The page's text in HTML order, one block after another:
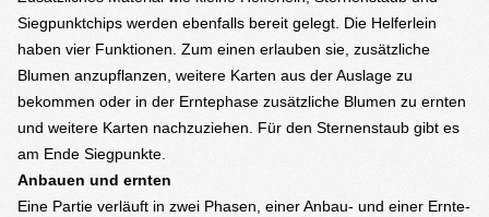
Siegpunktchips werden ebenfalls bereit gelegt. Die Helferlein
haben vier Funktionen. Zum einen erlauben sie, zusätzliche
Blumen anzupflanzen, weitere Karten aus der Auslage zu
bekommen oder in der Erntephase zusätzliche Blumen zu ernten
und weitere Karten nachzuziehen. Für den Sternenstaub gibt es
am Ende Siegpunkte.
Anbauen und ernten
Eine Partie verläuft in zwei Phasen, einer Anbau- und einer Ernte-